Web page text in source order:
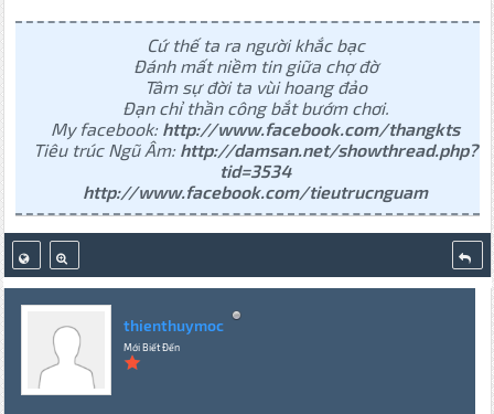
Cứ thế ta ra người khắc bạc
Đánh mất niềm tin giữa chợ đờ
Tâm sự đời ta vùi hoang đảo
Đạn chỉ thần công bắt bướm chơi.
My facebook: http://www.facebook.com/thangkts
Tiêu trúc Ngũ Âm: http://damsan.net/showthread.php?
tid=3534
http://www.facebook.com/tieutrucnguam
thienthuymoc
Mới Biết Đến